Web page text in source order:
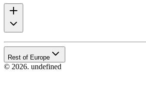
Rest of Europe
© 2026. undefined